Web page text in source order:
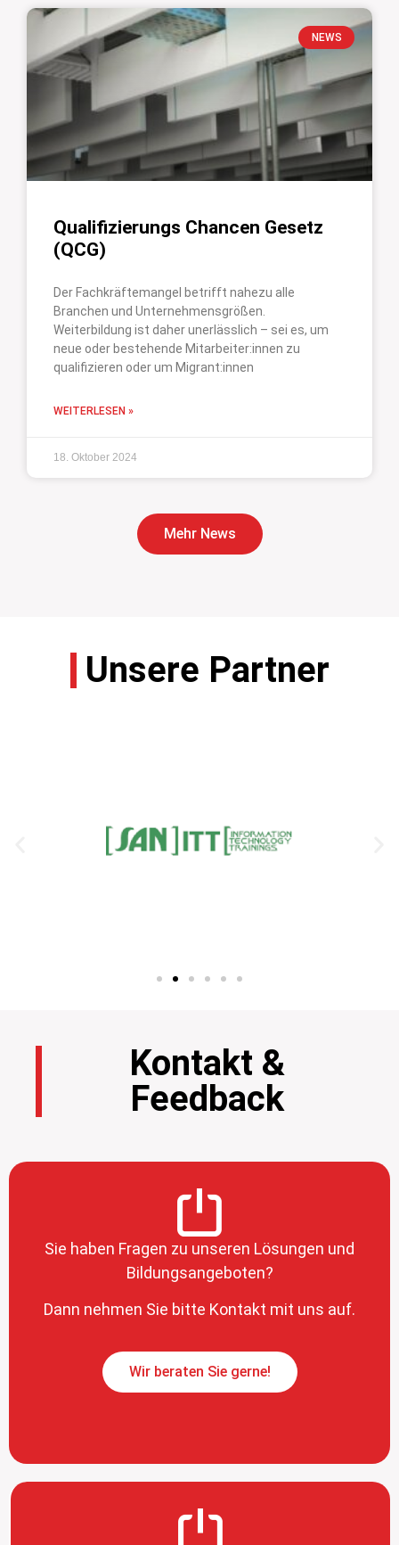
NEWS
Qualifizierungs Chancen Gesetz
(QCG)
Der Fachkräftemangel betrifft nahezu alle
Branchen und Unternehmensgrößen.
Weiterbildung ist daher unerlässlich – sei es, um
neue oder bestehende Mitarbeiter:innen zu
qualifizieren oder um Migrant:innen
WEITERLESEN »
18. Oktober 2024
Mehr News
Unsere Partner
Kontakt &
Feedback
Sie haben Fragen zu unseren Lösungen und
Bildungsangeboten?
Dann nehmen Sie bitte Kontakt mit uns auf.
Wir beraten Sie gerne!